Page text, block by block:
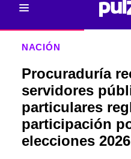
NACIÓN
Procuraduría
servidores
particulares
participación
elecciones 2026